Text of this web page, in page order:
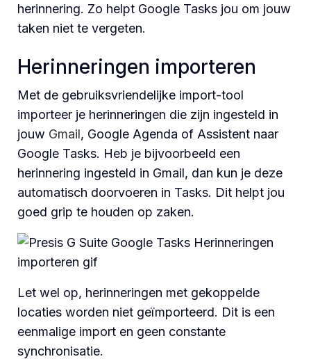
herinnering. Zo helpt Google Tasks jou om jouw
taken niet te vergeten.
Herinneringen importeren
Met de gebruiksvriendelijke import-tool
importeer je herinneringen die zijn ingesteld in
jouw Gmail, Google Agenda of Assistent naar
Google Tasks. Heb je bijvoorbeeld een
herinnering ingesteld in Gmail, dan kun je deze
automatisch doorvoeren in Tasks. Dit helpt jou
goed grip te houden op zaken.
Let wel op, herinneringen met gekoppelde
locaties worden niet geïmporteerd. Dit is een
eenmalige import en geen constante
synchronisatie.